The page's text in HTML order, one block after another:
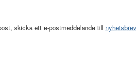
skicka ett e-postmeddelande till